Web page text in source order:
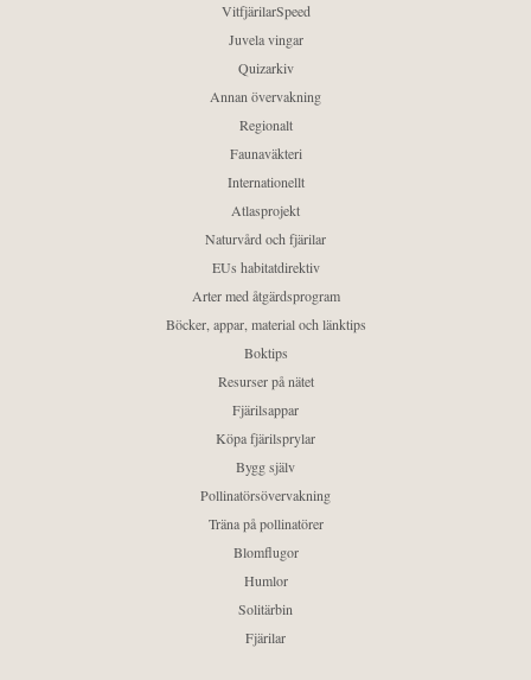
VitfjärilarSpeed
Juvela vingar
Quizarkiv
Annan övervakning
Regionalt
Faunaväkteri
Internationellt
Atlasprojekt
Naturvård och fjärilar
EUs habitatdirektiv
Arter med åtgärdsprogram
Böcker, appar, material och länktips
Boktips
Resurser på nätet
Fjärilsappar
Köpa fjärilsprylar
Bygg själv
Pollinatörsövervakning
Träna på pollinatörer
Blomflugor
Humlor
Solitärbin
Fjärilar